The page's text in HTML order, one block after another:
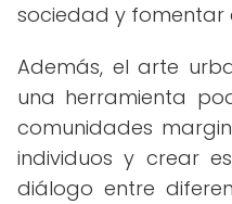
sociedad y fomentar
Además, el arte
una herramienta
comunidades
individuos y crear
diálogo entre